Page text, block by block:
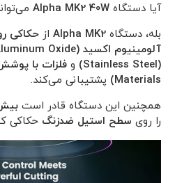
آیا دستگاه Alpha MK2 40W
بله، دستگاه Alpha MK2 از حکاکی
آلومینیوم اکسید (Aluminum Oxide)
(Stainless Steel)
و
Materials)
پشتیبانی می‌کند.
همچنین این دستگاه قادر است بیش از ۵۰۰
را روی سطح استیل ضدزنگ حکاکی